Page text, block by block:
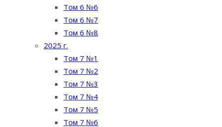
Том 6 №6
Том 6 №7
Том 6 №8
2025 г.
Том 7 №1
Том 7 №2
Том 7 №3
Том 7 №4
Том 7 №5
Том 7 №6